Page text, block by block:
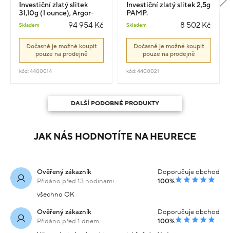
Investiční zlatý slitek
31,10g (1 ounce), Argor-
Skladem 94 954 Kč
Dočasně je možné koupit
pouze na prodejně
kód: 4400014
Investiční zlatý slitek 2,5g
PAMP.
Skladem 8 502 Kč
Dočasně je možné koupit
pouze na prodejně
kód: 4400021
DALŠÍ PODOBNÉ PRODUKTY
JAK NÁS HODNOTÍTE NA HEURECE
Ověřený zákazník
Přidáno před 13 hodinami
Doporučuje obchod
100%
všechno OK
Ověřený zákazník
Přidáno před 1 dnem
Doporučuje obchod
100%